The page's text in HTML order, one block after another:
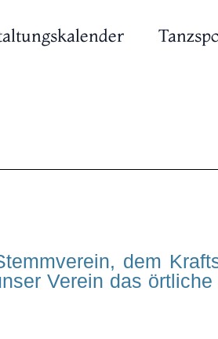
dem
Verein das